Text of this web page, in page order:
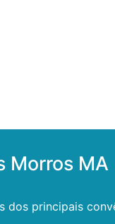
Morros MA
dos principais